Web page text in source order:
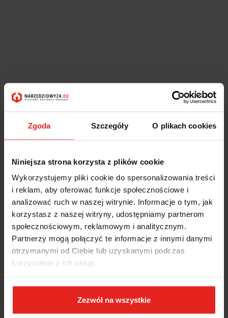
Zgoda Szczegóły O plikach cookies
Niniejsza strona korzysta z plików cookie
Wykorzystujemy pliki cookie do spersonalizowania treści
i reklam, aby oferować funkcje społecznościowe i
analizować ruch w naszej witrynie. Informacje o tym, jak
korzystasz z naszej witryny, udostępniamy partnerom
społecznościowym, reklamowym i analitycznym.
Partnerzy mogą połączyć te informacje z innymi danymi
otrzymanymi od Ciebie lub uzyskanymi podczas
korzystania z ich usług.
Zezwól na wszystkie